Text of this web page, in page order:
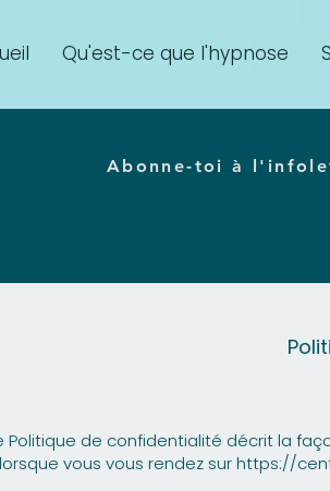
Qu'est-ce que l'hypnose
Abonne-toi à
Politique de confidentialité décrit la
vous vous rendez surhttps://